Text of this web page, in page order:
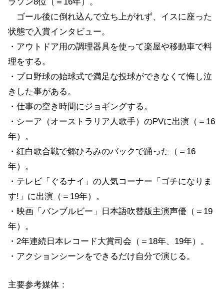
ゴール後に倒れ込んで立ち上がれず、イスに座った
状態で入賞インタビュー。
・アウトドア用の調理器具を使って楽屋や移動車で料
理をする。
・プロ野球の始球式で満足な投球ができなくて悔し泣
きした事がある。
・仕事の空き時間にジョギングする。
・シーア（オーストラリア人歌手）のPVに出演（＝16
年）。
・紅白歌合戦で郷ひろみのバックで踊った（＝16
年）。
・テレビ「ぐるナイ」の人気コーナー「ゴチになりま
す!」に出演（＝19年）。
・映画「バンブルビー」日本語吹替版主演声優（＝19
年）。
・2年連続日本レコード大賞司会（＝18年、19年）。
・アクションシーンをできるだけ自分で演じる。
主要参考媒体：